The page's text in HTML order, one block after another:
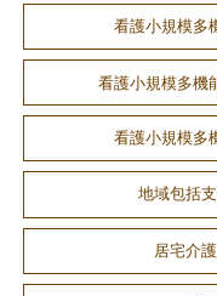
看護小規模多
看護小規模多
看護小規模多
地域包括
居宅介